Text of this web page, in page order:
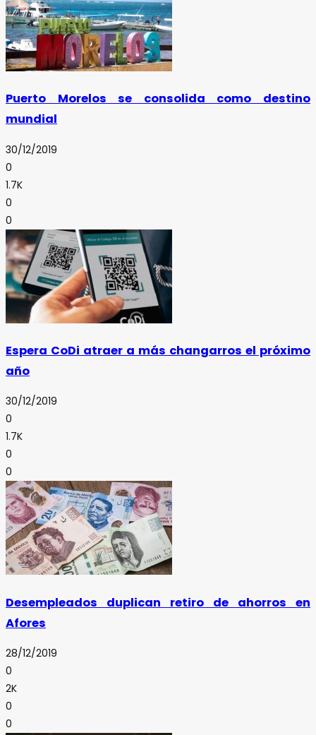
Puerto Morelos se consolida como destino
mundial
30/12/2019
0
1.7K
0
0
Espera CoDi atraer a más changarros el próximo
año
30/12/2019
0
1.7K
0
0
Desempleados duplican retiro de ahorros en
Afores
28/12/2019
0
2K
0
0